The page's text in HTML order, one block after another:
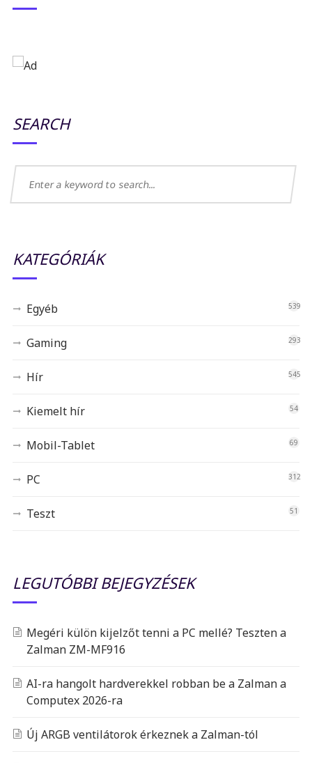
SEARCH
KATEGÓRIÁK
Egyéb 539
Gaming 293
Hír 545
Kiemelt hír 54
Mobil-Tablet 69
PC 312
Teszt 51
LEGUTÓBBI BEJEGYZÉSEK
Megéri külön kijelzőt tenni a PC mellé? Teszten a
Zalman ZM-MF916
AI-ra hangolt hardverekkel robban be a Zalman a
Computex 2026-ra
Új ARGB ventilátorok érkeznek a Zalman-tól